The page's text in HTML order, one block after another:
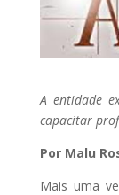
A entidade
capacitar
Por Malu
Mais uma